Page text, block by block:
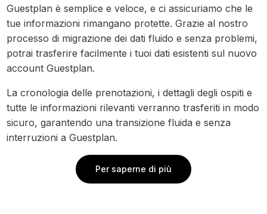
Guestplan è semplice e veloce, e ci assicuriamo che le
tue informazioni rimangano protette. Grazie al nostro
processo di migrazione dei dati fluido e senza problemi,
potrai trasferire facilmente i tuoi dati esistenti sul nuovo
account Guestplan.
La cronologia delle prenotazioni, i dettagli degli ospiti e
tutte le informazioni rilevanti verranno trasferiti in modo
sicuro, garantendo una transizione fluida e senza
interruzioni a Guestplan.
Per saperne di più